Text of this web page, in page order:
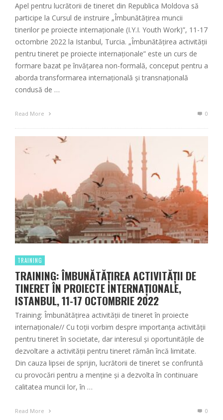
Apel pentru lucrătorii de tineret din Republica Moldova să
participe la Cursul de instruire „Îmbunătățirea muncii
tinerilor pe proiecte internaționale (I.Y.I. Youth Work)”, 11-17
octombrie 2022 la Istanbul, Turcia. „Îmbunătățirea activității
pentru tineret pe proiecte internaționale” este un curs de
formare bazat pe învățarea non-formală, conceput pentru a
aborda transformarea internațională și transnațională
condusă de …
Read More 0
TRAINING
TRAINING: ÎMBUNĂTĂȚIREA ACTIVITĂȚII DE
TINERET ÎN PROIECTE INTERNAȚIONALE,
ISTANBUL, 11-17 OCTOMBRIE 2022
Training: Îmbunătățirea activității de tineret în proiecte
internaționale// Cu toții vorbim despre importanța activității
pentru tineret în societate, dar interesul și oportunitățile de
dezvoltare a activității pentru tineret rămân încă limitate.
Din cauza lipsei de sprijin, lucrătorii de tineret se confruntă
cu provocări pentru a menține și a dezvolta în continuare
calitatea muncii lor, în …
Read More 0